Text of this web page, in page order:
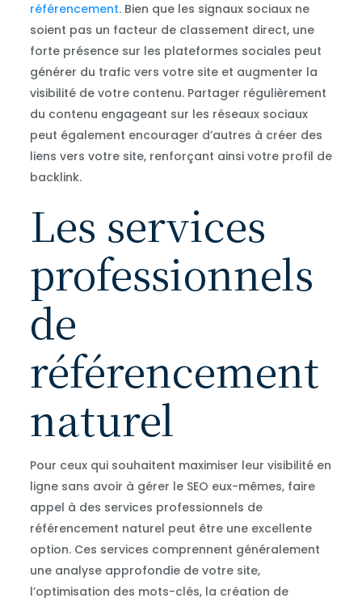
référencement. Bien que les signaux sociaux ne
soient pas un facteur de classement direct, une
forte présence sur les plateformes sociales peut
générer du trafic vers votre site et augmenter la
visibilité de votre contenu. Partager régulièrement
du contenu engageant sur les réseaux sociaux
peut également encourager d’autres à créer des
liens vers votre site, renforçant ainsi votre profil de
backlink.
Les services
professionnels
de
référencement
naturel
Pour ceux qui souhaitent maximiser leur visibilité en
ligne sans avoir à gérer le SEO eux-mêmes, faire
appel à des services professionnels de
référencement naturel peut être une excellente
option. Ces services comprennent généralement
une analyse approfondie de votre site,
l’optimisation des mots-clés, la création de